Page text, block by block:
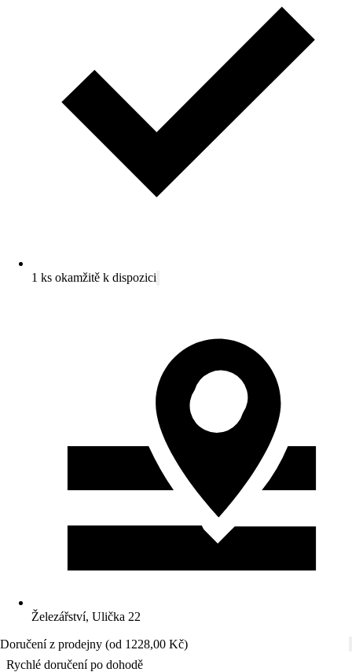
1 ks okamžitě k dispozici
Železářství, Ulička 22
Doručení z prodejny (od 1228,00 Kč)
Rychlé doručení po dohodě